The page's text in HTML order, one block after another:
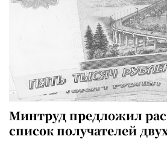
Минтруд предложил
список получателей